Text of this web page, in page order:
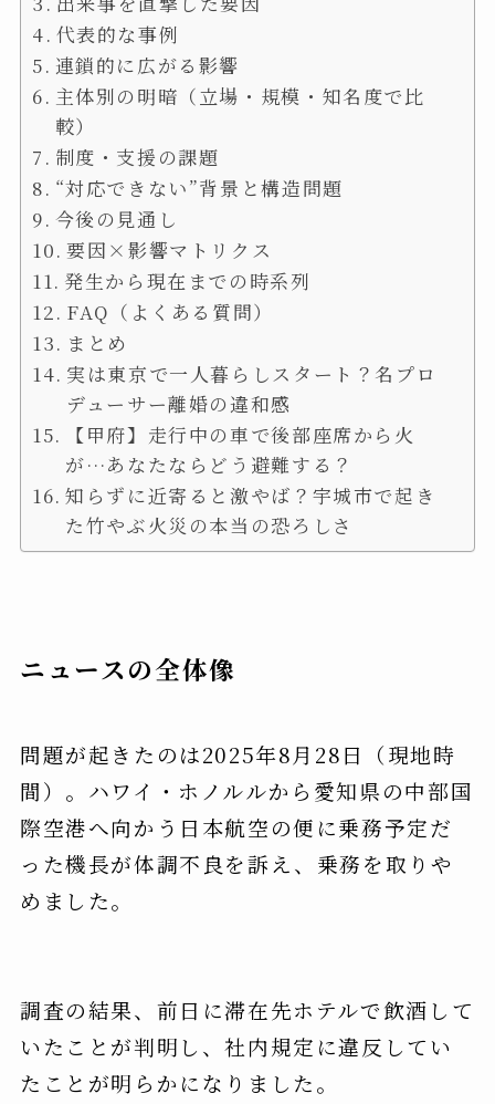
代表的な事例
連鎖的に広がる影響
主体別の明暗（立場・規模・知名度で比
較）
制度・支援の課題
“対応できない”背景と構造問題
今後の見通し
要因×影響マトリクス
発生から現在までの時系列
FAQ（よくある質問）
まとめ
実は東京で一人暮らしスタート？名プロ
デューサー離婚の違和感
【甲府】走行中の車で後部座席から火
が…あなたならどう避難する？
知らずに近寄ると激やば？宇城市で起き
た竹やぶ火災の本当の恐ろしさ
ニュースの全体像
問題が起きたのは2025年8月28日（現地時
間）。ハワイ・ホノルルから愛知県の中部国
際空港へ向かう日本航空の便に乗務予定だ
った機長が体調不良を訴え、乗務を取りや
めました。
調査の結果、前日に滞在先ホテルで飲酒して
いたことが判明し、社内規定に違反してい
たことが明らかになりました。